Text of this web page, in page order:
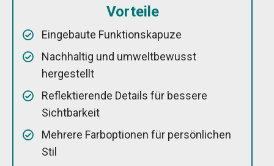
Vorteile
Eingebaute Funktionskapuze
Nachhaltig und umweltbewusst
hergestellt
Reflektierende Details für bessere
Sichtbarkeit
Mehrere Farboptionen für persönlichen
Stil